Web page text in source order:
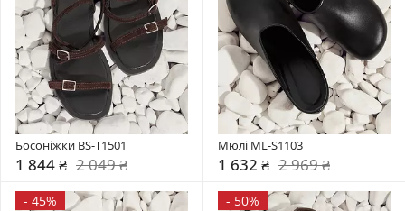
Босоніжки BS-T1501
1 844 ₴ 2 049 ₴
Мюлі ML-S1103
1 632 ₴ 2 969 ₴
- 45% - 50%